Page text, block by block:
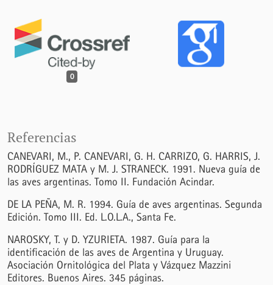
0
Referencias
CANEVARI, M., P. CANEVARI, G. H. CARRIZO, G. HARRIS, J.
RODRÍGUEZ MATA y M. J. STRANECK. 1991. Nueva guía de
las aves argentinas. Tomo II. Fundación Acindar.
DE LA PEÑA, M. R. 1994. Guía de aves argentinas. Segunda
Edición. Tomo III. Ed. L.O.L.A., Santa Fe.
NAROSKY, T. y D. YZURIETA. 1987. Guía para la
identificación de las aves de Argentina y Uruguay.
Asociación Ornitológica del Plata y Vázquez Mazzini
Editores. Buenos Aires. 345 páginas.